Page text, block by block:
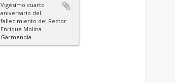
Vigésimo cuarto
aniversario del
fallecimiento del Rector
Enrique Molina
Garmendia